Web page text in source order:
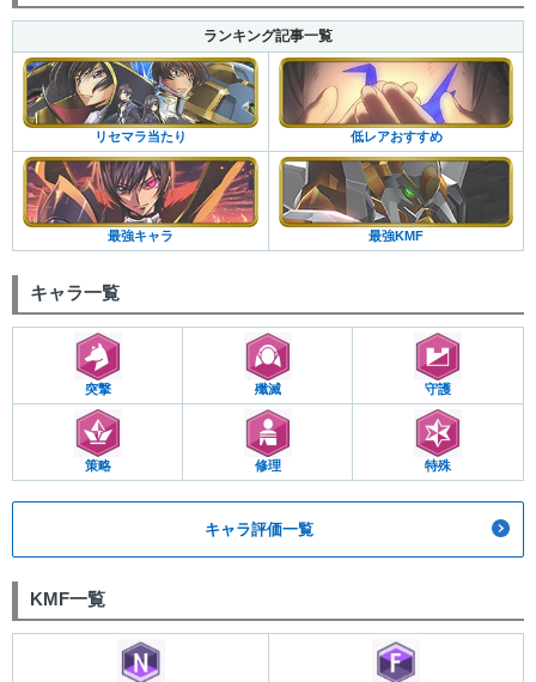
ランキング記事一覧
リセマラ当たり 低レアおすすめ
最強キャラ 最強KMF
キャラ一覧
突撃 殲滅 守護
策略 修理 特殊
キャラ評価一覧
KMF一覧